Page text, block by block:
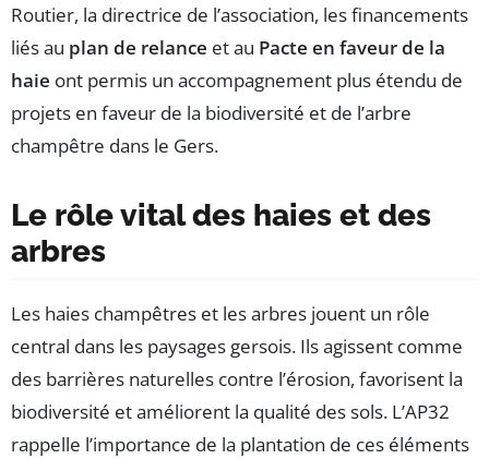
Routier, la directrice de l’association, les financements
liés au plan de relance et au Pacte en faveur de la
haie ont permis un accompagnement plus étendu de
projets en faveur de la biodiversité et de l’arbre
champêtre dans le Gers.
Le rôle vital des haies et des
arbres
Les haies champêtres et les arbres jouent un rôle
central dans les paysages gersois. Ils agissent comme
des barrières naturelles contre l’érosion, favorisent la
biodiversité et améliorent la qualité des sols. L’AP32
rappelle l’importance de la plantation de ces éléments